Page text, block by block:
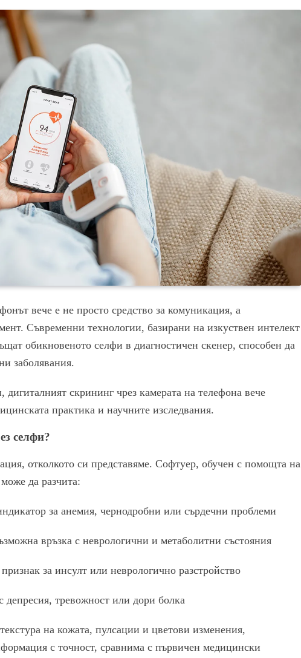
вече е не просто средство за комуникация, а
Съвременни технологии, базирани на изкуствен интелект
обикновеното селфи в диагностичен скенер, способен да
заболявания.
скрининг чрез камерата на телефона вече
практика и научните изследвания.
селфи?
отколкото си представяме. Софтуер, обучен с помощта на
да разчита:
за анемия, чернодробни или сърдечни проблеми
връзка с неврологични и метаболитни състояния
за инсулт или неврологично разстройство
депресия, тревожност или дори болка
на кожата, пулсации и цветови изменения,
с точност, сравнима с първичен медицински